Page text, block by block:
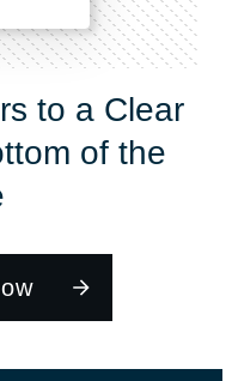
to a Clear
of the